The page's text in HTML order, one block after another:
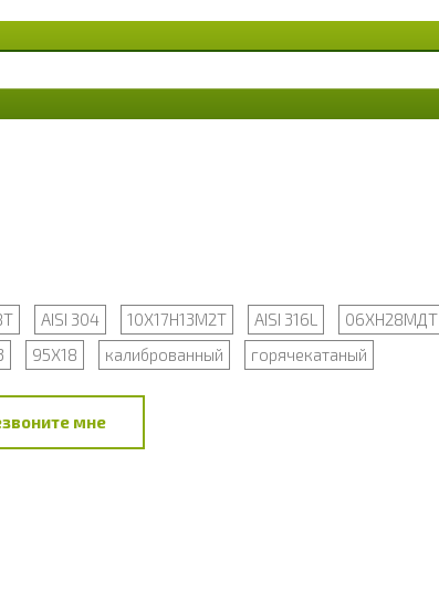
AISI 304 10Х17Н13М2Т AISI 316L
06ХН28МДТ
95Х18 калиброванный горячекатаный
мне